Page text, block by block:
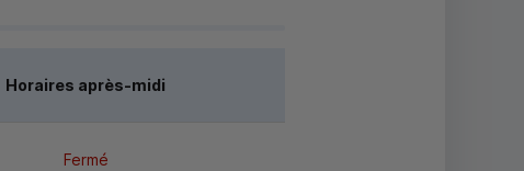
Horaires après-midi
Fermé